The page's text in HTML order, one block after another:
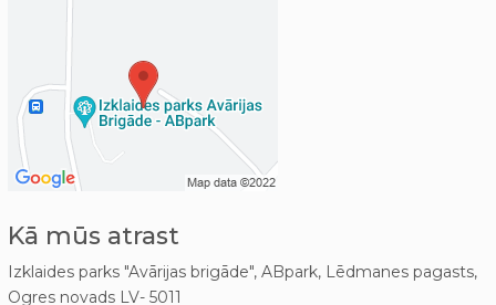
Kā mūs atrast
Izklaides parks "Avārijas brigāde", ABpark, Lēdmanes pagasts,
Ogres novads LV- 5011